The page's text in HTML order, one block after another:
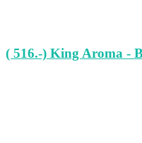
( 516.-) King Aroma -